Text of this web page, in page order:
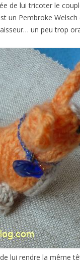
de lui tricoter le
un Pembroke
un peu trop
lui rendre la même